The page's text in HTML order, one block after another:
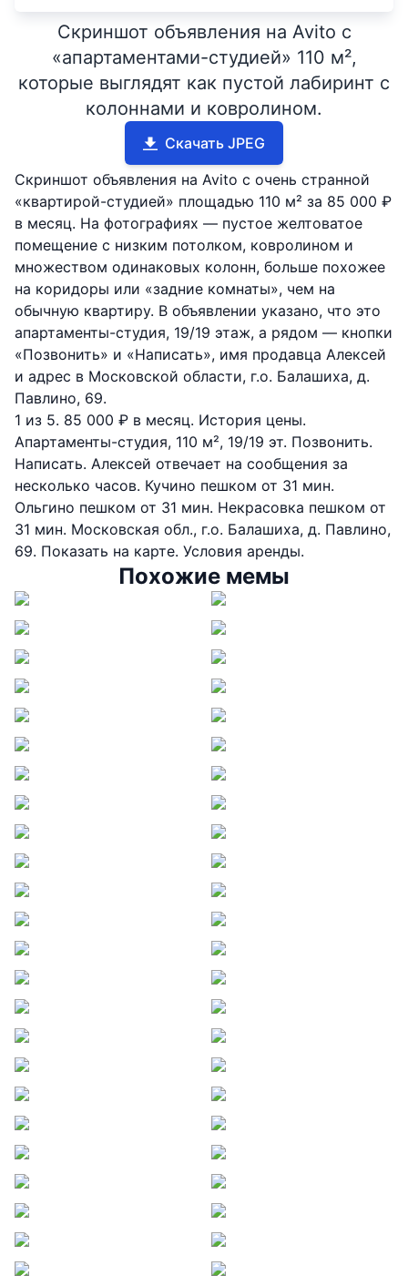
Скриншот объявления на Avito с
«апартаментами-студией» 110 м²,
которые выглядят как пустой лабиринт с
колоннами и ковролином.
Скачать JPEG
Скриншот объявления на Avito с очень странной
«квартирой-студией» площадью 110 м² за 85 000 ₽
в месяц. На фотографиях — пустое желтоватое
помещение с низким потолком, ковролином и
множеством одинаковых колонн, больше похожее
на коридоры или «задние комнаты», чем на
обычную квартиру. В объявлении указано, что это
апартаменты-студия, 19/19 этаж, а рядом — кнопки
«Позвонить» и «Написать», имя продавца Алексей
и адрес в Московской области, г.о. Балашиха, д.
Павлино, 69.
1 из 5. 85 000 ₽ в месяц. История цены.
Апартаменты-студия, 110 м², 19/19 эт. Позвонить.
Написать. Алексей отвечает на сообщения за
несколько часов. Кучино пешком от 31 мин.
Ольгино пешком от 31 мин. Некрасовка пешком от
31 мин. Московская обл., г.о. Балашиха, д. Павлино,
69. Показать на карте. Условия аренды.
Похожие мемы